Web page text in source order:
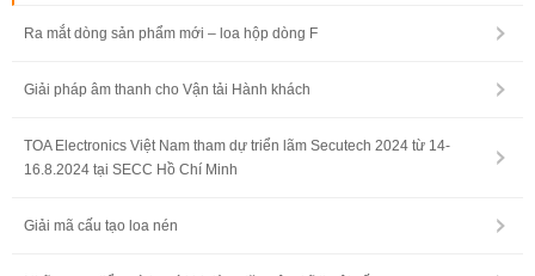
Ra mắt dòng sản phẩm mới – loa hộp dòng F
Giải pháp âm thanh cho Vận tải Hành khách
TOA Electronics Việt Nam tham dự triển lãm Secutech 2024 từ 14-
16.8.2024 tại SECC Hồ Chí Minh
Giải mã cấu tạo loa nén